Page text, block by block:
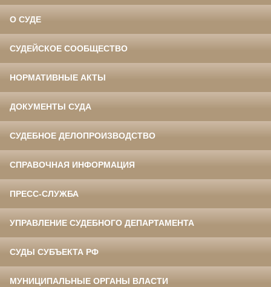
О СУДЕ
СУДЕЙСКОЕ СООБЩЕСТВО
НОРМАТИВНЫЕ АКТЫ
ДОКУМЕНТЫ СУДА
СУДЕБНОЕ ДЕЛОПРОИЗВОДСТВО
СПРАВОЧНАЯ ИНФОРМАЦИЯ
ПРЕСС-СЛУЖБА
УПРАВЛЕНИЕ СУДЕБНОГО ДЕПАРТАМЕНТА
СУДЫ СУБЪЕКТА РФ
МУНИЦИПАЛЬНЫЕ ОРГАНЫ ВЛАСТИ